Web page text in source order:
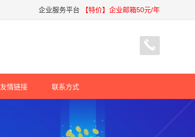
企业服务平台 【特价】企业邮箱50元/年
友情链接 联系方式